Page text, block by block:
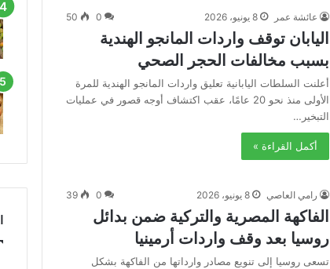
عائشة عمر 8 يونيو، 2026 0
50
اليابان توقف واردات المانجو الهندية
بسبب مخالفات الحجر الصحي
أعلنت السلطات اليابانية تعليق واردات المانجو الهندية للمرة
الأولى منذ نحو 20 عامًا، عقب اكتشاف أوجه قصور في عمليات
التبخير…
أكمل القراءة »
رامي العاصي 8 يونيو، 2026 0
39
الفاكهة المصرية والتركية ضمن بدائل
روسيا بعد وقف واردات أرمينيا
تسعى روسيا إلى تنويع مصادر وارداتها من الفاكهة بشكل